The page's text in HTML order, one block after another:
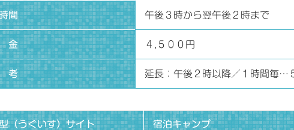
間 午後３時から翌午後２時まで
４,５００円
延長：午後２時以降／１時間毎…
（うぐいす）サイト 宿泊キャンプ